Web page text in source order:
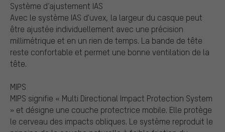
Système d’ajustement IAS
Avec le système IAS d'uvex, la largeur du casque peut
être ajustée individuellement avec une précision
millimétrique et en un rien de temps. La bande de tête
reste confortable et permet une bonne ventilation de la
tête.
MIPS
MIPS signifie « Multi Directional Impact Protection System
» et désigne une couche protectrice mobile. Elle protège
le cerveau des impacts obliques. Le système reproduit le